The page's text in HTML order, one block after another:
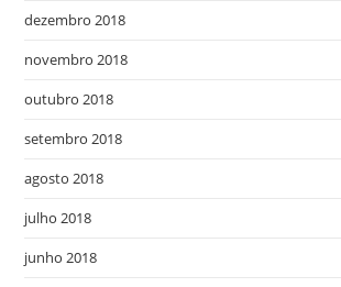
dezembro 2018
novembro 2018
outubro 2018
setembro 2018
agosto 2018
julho 2018
junho 2018